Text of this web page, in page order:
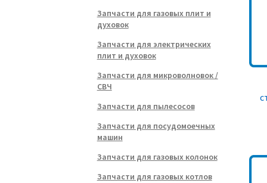
Запчасти для газовых плит и
духовок
Запчасти для электрических
плит и духовок
Запчасти для микроволновок /
СВЧ
Запчасти для пылесосов
Запчасти для посудомоечных
машин
Запчасти для газовых колонок
Запчасти для газовых котлов